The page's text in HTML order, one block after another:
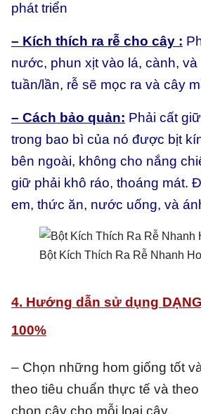
phát triển
– Kích thích ra rễ cho cây :
nước, phun xịt vào lá, cành, và
tuần/lần, rễ sẽ mọc ra và cây
– Cách bảo quản: Phải cất
trong bao bì của nó được bịt
bên ngoài, không cho nắng
giữ phải khô ráo, thoáng mát.
em, thức ăn, nước uống, và
Bột Kích Thích Ra Rễ Nhanh
4. Hướng dẫn sử dụng
100%
– Chọn những hom giống tốt
theo tiêu chuẩn thực tế và